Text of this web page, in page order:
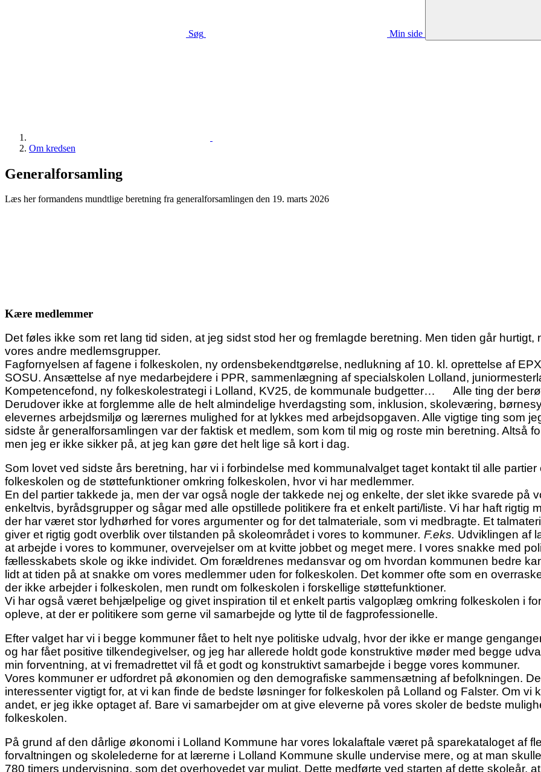
Søg Min side
Om kredsen
Generalforsamling
Læs her formandens mundtlige beretning fra generalforsamlingen den 19. marts 2026
Kære medlemmer
Det føles ikke som ret lang tid siden, at jeg sidst stod her og fremlagde beretning. Men tiden går
vores andre medlemsgrupper.
Fagfornyelsen af fagene i folkeskolen, ny ordensbekendtgørelse, nedlukning af 10. kl. oprettelse af
SOSU. Ansættelse af nye medarbejdere i PPR, sammenlægning af specialskolen Lolland,
Kompetencefond, ny folkeskolestrategi i Lolland, KV25, de kommunale budgetter… Alle ting der
Derudover ikke at forglemme alle de helt almindelige hverdagsting som, inklusion, skoleværing,
elevernes arbejdsmiljø og lærernes mulighed for at lykkes med arbejdsopgaven. Alle vigtige ting som
sidste år generalforsamlingen var der faktisk et medlem, som kom til mig og roste min beretning. Altså
men jeg er ikke sikker på, at jeg kan gøre det helt lige så kort i dag.
Som lovet ved sidste års beretning, har vi i forbindelse med kommunalvalget taget kontakt til alle
folkeskolen og de støttefunktioner omkring folkeskolen, hvor vi har medlemmer.
En del partier takkede ja, men der var også nogle der takkede nej og enkelte, der slet ikke svarede på
enkeltvis, byrådsgrupper og sågar med alle opstillede politikere fra et enkelt parti/liste. Vi har haft rigtig
der har været stor lydhørhed for vores argumenter og for det talmateriale, som vi medbragte. Et
giver et rigtig godt overblik over tilstanden på skoleområdet i vores to kommuner. F.eks. Udviklingen af
at arbejde i vores to kommuner, overvejelser om at kvitte jobbet og meget mere. I vores snakke med
fællesskabets skole og ikke individet. Om forældrenes medansvar og om hvordan kommunen bedre
lidt at tiden på at snakke om vores medlemmer uden for folkeskolen. Det kommer ofte som en
der ikke arbejder i folkeskolen, men rundt om folkeskolen i forskellige støttefunktioner.
Vi har også været behjælpelige og givet inspiration til et enkelt partis valgoplæg omkring folkeskolen i
opleve, at der er politikere som gerne vil samarbejde og lytte til de fagprofessionelle.
Efter valget har vi i begge kommuner fået to helt nye politiske udvalg, hvor der ikke er mange
og har fået positive tilkendegivelser, og jeg har allerede holdt gode konstruktive møder med begge
min forventning, at vi fremadrettet vil få et godt og konstruktivt samarbejde i begge vores kommuner.
Vores kommuner er udfordret på økonomien og den demografiske sammensætning af befolkningen.
interessenter vigtigt for, at vi kan finde de bedste løsninger for folkeskolen på Lolland og Falster. Om vi
andet, er jeg ikke optaget af. Bare vi samarbejder om at give eleverne på vores skoler de bedste
folkeskolen.
På grund af den dårlige økonomi i Lolland Kommune har vores lokalaftale været på sparekataloget af
forvaltningen og skolelederne for at lærerne i Lolland Kommune skulle undervise mere, og at man
780 timers undervisning, som det overhovedet var muligt. Dette medførte ved starten af dette skoleår,